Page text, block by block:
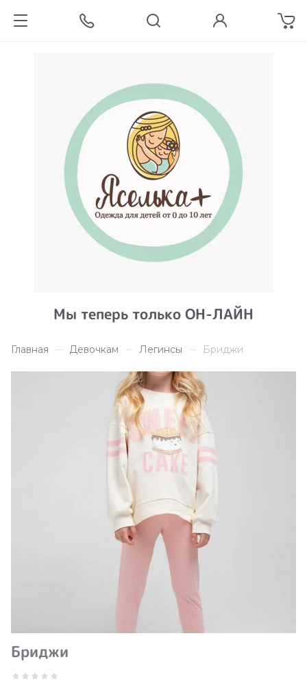
Мы теперь только ОН-ЛАЙН
Главная Девочкам Легинсы Бриджи
Бриджи